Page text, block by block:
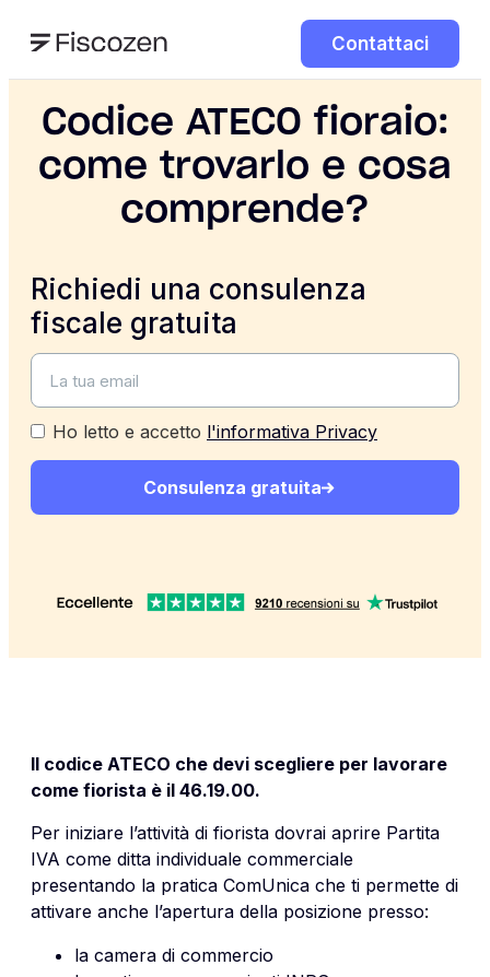
Contattaci
Codice ATECO fioraio:
come trovarlo e cosa
comprende?
Richiedi una consulenza
fiscale gratuita
Ho letto e accetto l'informativa Privacy
Consulenza gratuita
Il codice ATECO che devi scegliere per lavorare
come fiorista è il 46.19.00.
Per iniziare l’attività di fiorista dovrai aprire Partita
IVA come ditta individuale commerciale
presentando la pratica ComUnica che ti permette di
attivare anche l’apertura della posizione presso:
la camera di commercio